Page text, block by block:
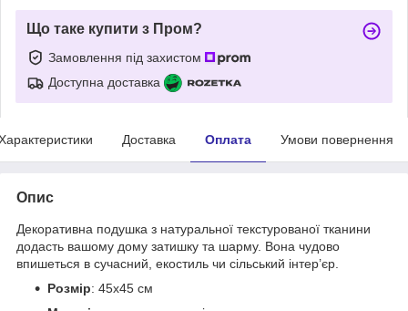
Що таке купити з Пром?
Замовлення під захистом
Доступна доставка
Доставка Оплата Умови повернення
Опис
Декоративна подушка з натуральної текстурованої тканини
додасть вашому дому затишку та шарму. Вона чудово
впишеться в сучасний, екостиль чи сільський інтер’єр.
Розмір: 45х45 см